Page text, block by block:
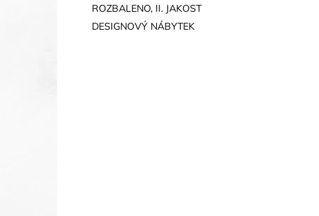
ROZBALENO, II. JAKOST
DESIGNOVÝ NÁBYTEK